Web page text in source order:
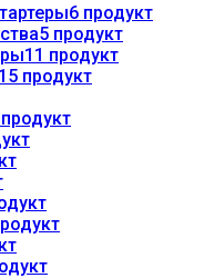
6 продукт
5 продукт
11 продукт
15 продукт